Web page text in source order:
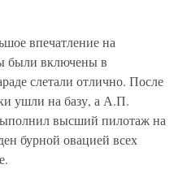
впечатление на
были включены в
слетали отлично. После
ушли на базу, а А.П.
высший пилотаж на
бурной овацией всех